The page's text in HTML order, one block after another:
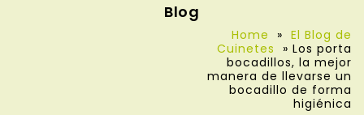
Blog
Home » El Blog de
Cuinetes
» Los porta
bocadillos, la mejor
manera de llevarse un
bocadillo de forma
higiénica